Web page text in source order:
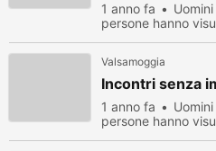
1 anno fa
persone hanno
Valsamoggia
Incontri senza
1 anno fa
persone hanno